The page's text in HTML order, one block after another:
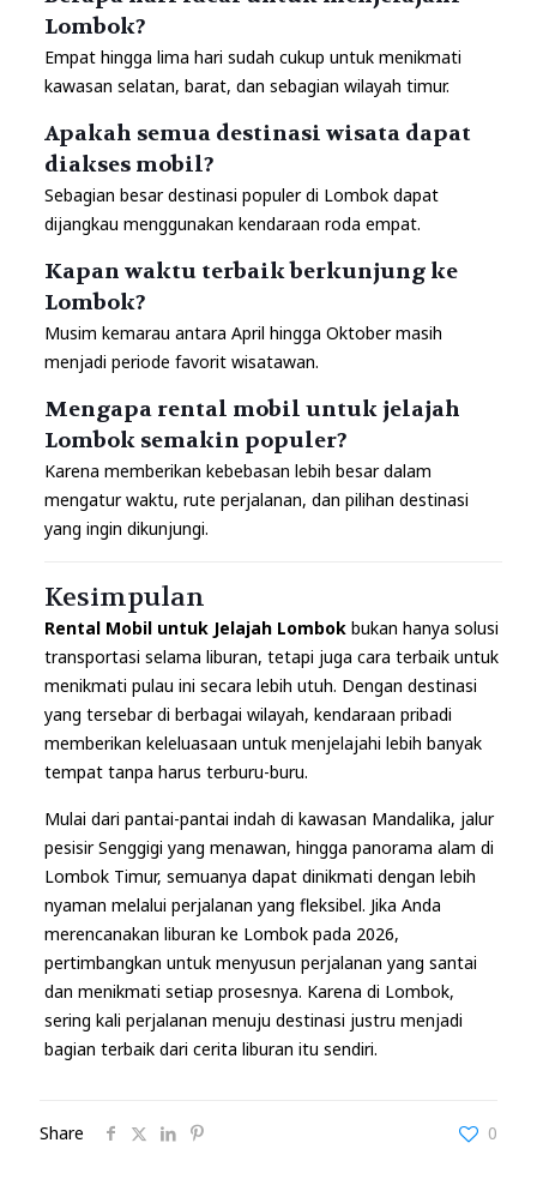
Lombok?
Empat hingga lima hari sudah cukup untuk menikmati
kawasan selatan, barat, dan sebagian wilayah timur.
Apakah semua destinasi wisata dapat
diakses mobil?
Sebagian besar destinasi populer di Lombok dapat
dijangkau menggunakan kendaraan roda empat.
Kapan waktu terbaik berkunjung ke
Lombok?
Musim kemarau antara April hingga Oktober masih
menjadi periode favorit wisatawan.
Mengapa rental mobil untuk jelajah
Lombok semakin populer?
Karena memberikan kebebasan lebih besar dalam
mengatur waktu, rute perjalanan, dan pilihan destinasi
yang ingin dikunjungi.
Kesimpulan
Rental Mobil untuk Jelajah Lombokbukan hanya solusi
transportasi selama liburan, tetapi juga cara terbaik untuk
menikmati pulau ini secara lebih utuh. Dengan destinasi
yang tersebar di berbagai wilayah, kendaraan pribadi
memberikan keleluasaan untuk menjelajahi lebih banyak
tempat tanpa harus terburu-buru.
Mulai dari pantai-pantai indah di kawasan Mandalika, jalur
pesisir Senggigi yang menawan, hingga panorama alam di
Lombok Timur, semuanya dapat dinikmati dengan lebih
nyaman melalui perjalanan yang fleksibel. Jika Anda
merencanakan liburan ke Lombok pada 2026,
pertimbangkan untuk menyusun perjalanan yang santai
dan menikmati setiap prosesnya. Karena di Lombok,
sering kali perjalanan menuju destinasi justru menjadi
bagian terbaik dari cerita liburan itu sendiri.
Share 0